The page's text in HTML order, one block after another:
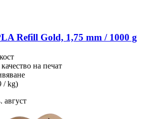
Refill Gold, 1,75 mm / 1000 g
на печат
/ kg)
август